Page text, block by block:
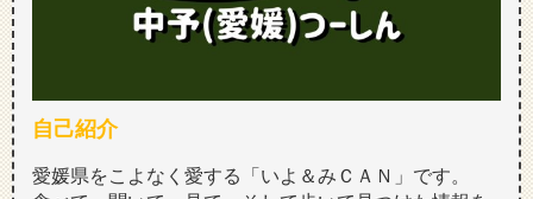
自己紹介
愛媛県をこよなく愛する「いよ＆みＣＡＮ」です。